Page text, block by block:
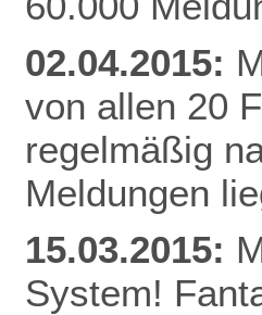
02.04.2015:
von allen 20
regelmäßig
Meldungen
15.03.2015:
System!